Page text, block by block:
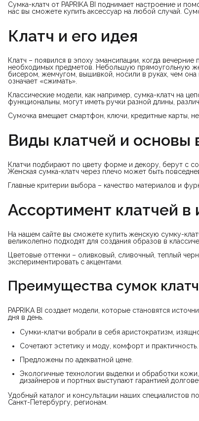
Сумка-клатч от PAPRIKA BI поднимает настроение и
нас вы сможете купить аксессуар на любой случай.
Клатч и его идея
Клатч – появился в эпоху эмансипации, когда вечерние
необходимых предметов. Небольшую прямоугольную
бисером, жемчугом, вышивкой, носили в руках, чем
означает «сжимать».
Классические модели, как например, сумка-клатч на
функциональны, могут иметь ручки разной длины,
Сумочка вмещает смартфон, ключи, кредитные карты,
Виды клатчей и основы
Клатчи подбирают по цвету форме и декору, берут с
Женская сумка-клатч через плечо может быть
Главные критерии выбора – качество материалов и
Ассортимент клатчей в
На нашем сайте вы сможете купить женскую сумку-
великолепно подходят для создания образов в
Цветовые оттенки – оливковый, сливочный, теплый
экспериментировать с акцентами.
Преимущества сумок
PAPRIKA BI создает модели, которые становятся
дня в день.
Сумки-клатчи вобрали в себя аристократизм,
Сочетают эстетику и моду, комфорт и практичность.
Предложены по адекватной цене.
Экологичные технологии выделки и обработки
дизайнеров и портных выступают гарантией
Удобный каталог и консультации наших специалистов
Санкт-Петербургу, регионам.